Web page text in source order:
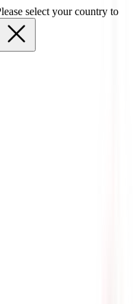
select your country to